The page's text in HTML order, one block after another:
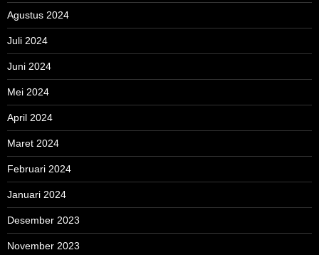
Agustus 2024
Juli 2024
Juni 2024
Mei 2024
April 2024
Maret 2024
Februari 2024
Januari 2024
Desember 2023
November 2023